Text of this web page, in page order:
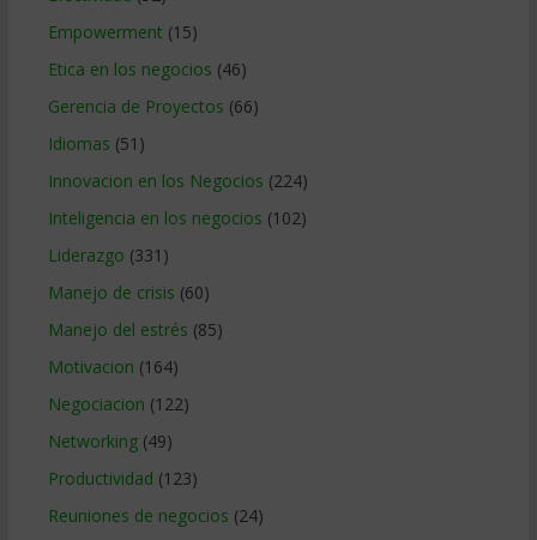
Empowerment (15)
Etica en los negocios (46)
Gerencia de Proyectos (66)
Idiomas (51)
Innovacion en los Negocios (224)
Inteligencia en los negocios (102)
Liderazgo (331)
Manejo de crisis (60)
Manejo del estrés (85)
Motivacion (164)
Negociacion (122)
Networking(49)
Productividad (123)
Reuniones de negocios (24)